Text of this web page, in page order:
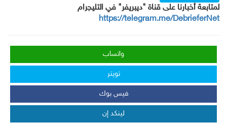
لمتابعة أخبارنا على قناة "ديبريفر" في التليجرام
https://telegram.me/DebrieferNet
واتساب
تويتر
فيس بوك
لينكد إن